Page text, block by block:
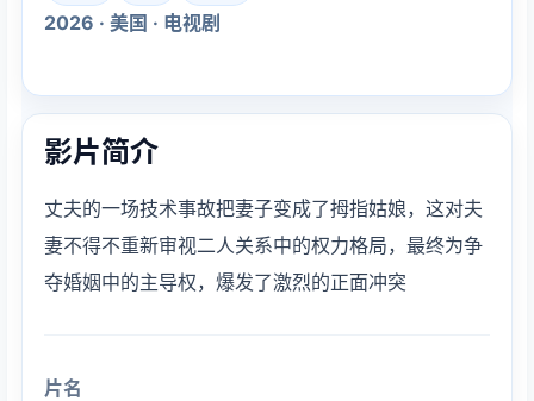
2026 · 美国 · 电视剧
影片简介
丈夫的一场技术事故把妻子变成了拇指姑娘，这对夫
妻不得不重新审视二人关系中的权力格局，最终为争
夺婚姻中的主导权，爆发了激烈的正面冲突
片名